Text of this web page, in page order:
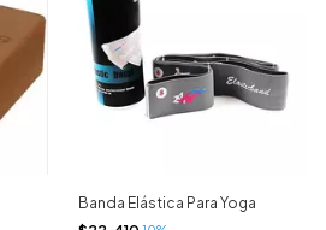
Banda Elástica Para Yoga